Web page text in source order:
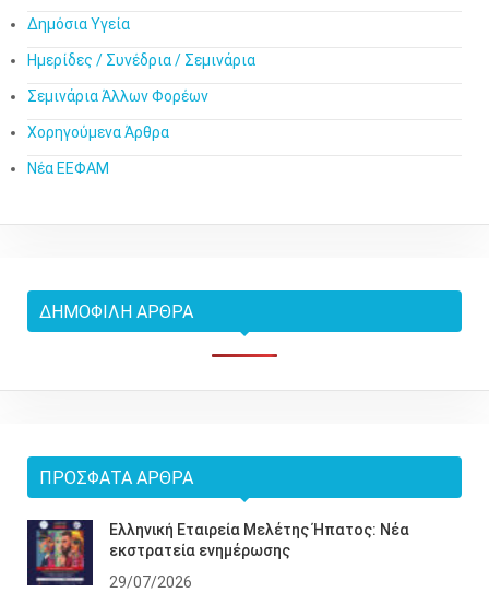
Δημόσια Υγεία
Ημερίδες / Συνέδρια / Σεμινάρια
Σεμινάρια Άλλων Φορέων
Χορηγούμενα Άρθρα
Νέα ΕΕΦΑΜ
ΔΗΜΟΦΙΛΉ ΆΡΘΡΑ
ΠΡΌΣΦΑΤΑ ΆΡΘΡΑ
Ελληνική Εταιρεία Μελέτης Ήπατος: Νέα
εκστρατεία ενημέρωσης
29/07/2026